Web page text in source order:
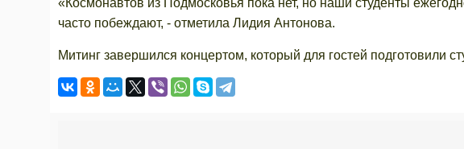
«Космонавтов из Подмосковья пока нет, но наши студенты
часто побеждают, - отметила Лидия Антонова.
Митинг завершился концертом, который для гостей подготовили